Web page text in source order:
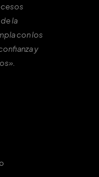
la
con los
y